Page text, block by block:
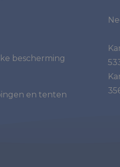
bescherming
en tenten